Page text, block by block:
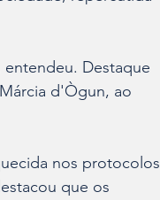
Destaque
d'Ògun, ao
nos protocolos
que os